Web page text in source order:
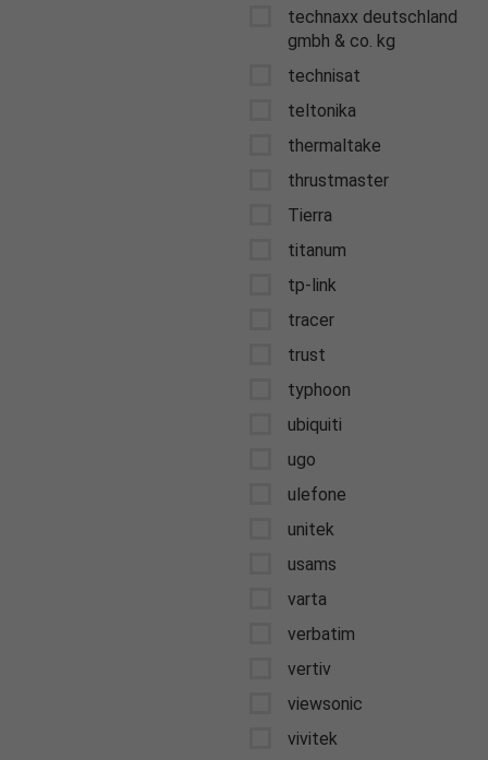
technaxx deutschland
gmbh & co. kg
technisat
teltonika
thermaltake
thrustmaster
Tierra
titanum
tp-link
tracer
trust
typhoon
ubiquiti
ugo
ulefone
unitek
usams
varta
verbatim
vertiv
viewsonic
vivitek